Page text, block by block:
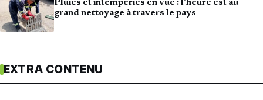
Pluies et intempéries en vue : l’heure est au
grand nettoyage à travers le pays
EXTRA CONTENU